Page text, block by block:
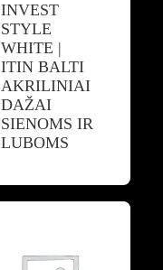
INVEST
STYLE
WHITE |
ITIN BALTI
AKRILINIAI
DAŽAI
SIENOMS IR
LUBOMS